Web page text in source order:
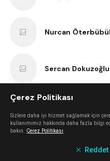
Nurcan
Sercan Dokuzoğlu
Çerez Politikası
Sizlere daha iyi hizmet sağlamak için
kullanımımız hakkında daha fazla bilgi
bakın. Çerez Politikası
Reddet